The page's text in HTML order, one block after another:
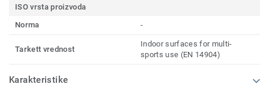
ISO vrsta proizvoda
Norma
-
Tarkett vrednost
Indoor surfaces for multi-
sports use (EN 14904)
Karakteristike